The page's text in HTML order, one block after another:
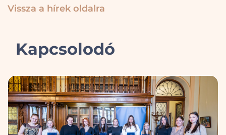
Vissza a hírek oldalra
Kapcsolodó